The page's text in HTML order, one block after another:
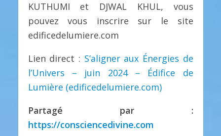
KUTHUMI et DJWAL KHUL, vous
pouvez vous inscrire sur le site
edificedelumiere.com
Lien direct : S’aligner aux Énergies de
l’Univers – juin 2024 – Édifice de
Lumière (edificedelumiere.com)
Partagé par :
https://consciencedivine.com